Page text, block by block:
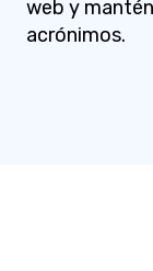
web y
acrónimos.